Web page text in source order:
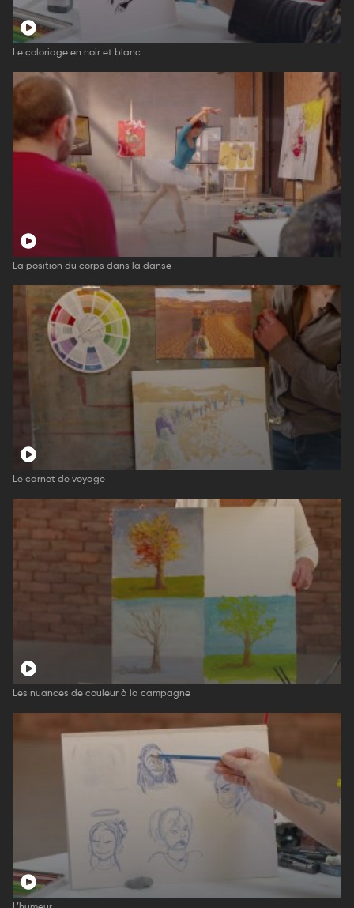
Le coloriage en noir et blanc
La position du corps dans la danse
Le carnet de voyage
Les nuances de couleur à la campagne